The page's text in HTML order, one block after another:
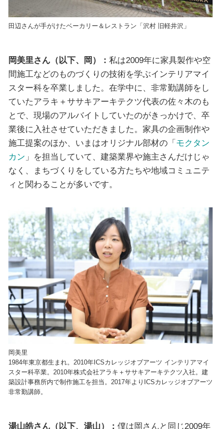
田辺さんが手がけたベーカリー＆レストラン「沢村 旧軽井沢」
岡美里さん（以下、岡）： 私は2009年に家具製作や空
間施工などのものづくりの技術を学ぶインテリアマイ
スター科を卒業しました。在学中に、非常勤講師をし
ていたアラキ＋ササキアーキテクツ代表の佐々木のも
とで、現場のアルバイトしていたのがきっかけで、卒
業後に入社させていただきました。家具の企画制作や
施工提案のほか、いまはオリジナル部材の「 モクタン
カン 」を担当していて、建築業界や施主さんだけじゃ
なく、まちづくりをしている方たちや地域コミュニテ
ィと関わることが多いです。
岡美里
1984年東京都生まれ。2010年ICSカレッジオブアーツ インテリアマイ
スター科卒業。2010年株式会社アラキ＋ササキアーキテクツ入社。建
築設計事務所内で制作施工を担当。2017年よりICSカレッジオブアーツ
非常勤講師。
湯山皓さん（以下、湯山）： 僕は岡さんと同じ2009年